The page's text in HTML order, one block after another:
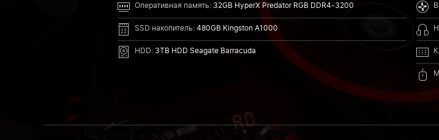
Оперативная память: 32GB HyperX Predator RGB DDR4-3200
SSD накопитель: 480GB Kingston A1000
HDD: 3TB HDD Seagate Barracuda